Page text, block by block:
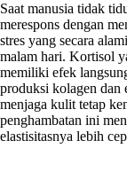
Saat manusia tidak
merespons dengan
stres yang secara
malam hari. Kortisol
memiliki efek
produksi kolagen dan
menjaga kulit tetap
penghambatan ini
elastisitasnya lebih